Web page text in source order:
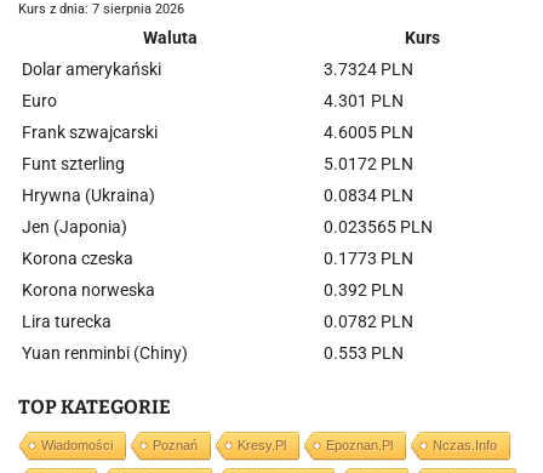
Kurs z dnia: 7 sierpnia 2026
Waluta
Kurs
Dolar amerykański
3.7324 PLN
Euro
4.301 PLN
Frank szwajcarski
4.6005 PLN
Funt szterling
5.0172 PLN
Hrywna (Ukraina)
0.0834 PLN
Jen (Japonia)
0.023565 PLN
Korona czeska
0.1773 PLN
Korona norweska
0.392 PLN
Lira turecka
0.0782 PLN
Yuan renminbi (Chiny)
0.553 PLN
TOP KATEGORIE
Wiadomości Poznań Kresy.pl Epoznan.pl Nczas.info